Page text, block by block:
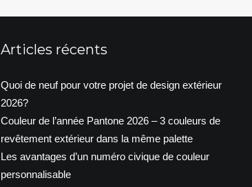
Articles récents
Quoi de neuf pour votre projet de design extérieur
2026?
Couleur de l’année Pantone 2026 – 3 couleurs de
revêtement extérieur dans la même palette
Les avantages d’un numéro civique de couleur
personnalisable